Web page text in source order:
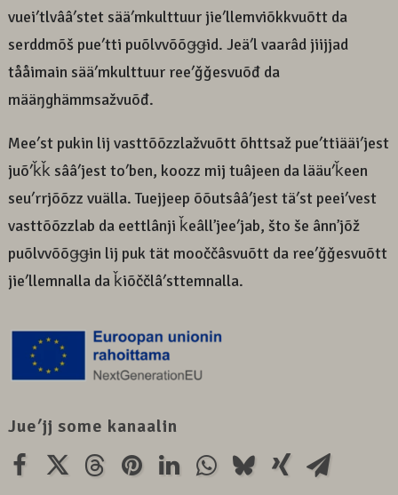
vueiʹtlvââʹstet sääʹmkulttuur jieʹllemviõkkvuõtt da
serddmõš pueʹtti puõlvvõõǥǥid. Jeäʹl vaarâd jiijjad
tååimain sääʹmkulttuur reeʹǧǧesvuõđ da
määŋghämmsažvuõđ.
Meeʹst pukin lij vasttõõzzlažvuõtt õhttsaž pueʹttiääiʹjest
juõʹǩǩ sââʹjest toʹben, koozz mij tuâjeen da lääuʹǩeen
seuʹrrjõõzz vuälla. Tuejjeep õõutsââʹjest täʹst peeiʹvest
vasttõõzzlab da eettlânji ǩeâllʼjeeʹjab, što še ânnʼjõž
puõlvvõõǥǥin lij puk tät mooččâsvuõtt da reeʹǧǧesvuõtt
jieʹllemnalla da ǩiõččlâʹsttemnalla.
Jueʹjj some kanaalin